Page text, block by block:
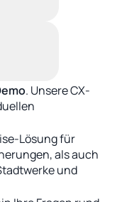
. Unsere CX-
Lösung für
als auch
und